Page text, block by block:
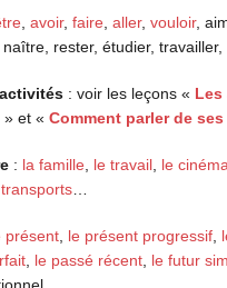
,avoir,faire ,aller,vouloir,
rester, étudier, travailler,
: voir les leçons « Les
» et «Comment parler de
: la famille le travail le cinéma
présent le présent progressif
le passé récent le futur